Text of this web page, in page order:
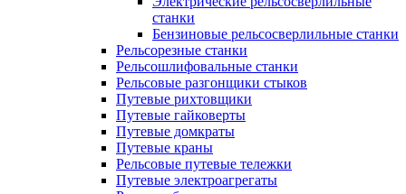
станки
Бензиновые рельсосверлильные станки
Рельсорезные станки
Рельсошлифовальные станки
Рельсовые разгонщики стыков
Путевые рихтовщики
Путевые гайковерты
Путевые домкраты
Путевые краны
Рельсовые путевые тележки
Путевые электроагрегаты